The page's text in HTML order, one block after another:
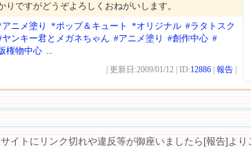
りですがどうぞよろしくおねがいします。
ニメ塗り
*ポップ＆キュート *オリジナル #ラタトスク
ヤンキー君とメガネちゃん #アニメ塗り #創作中心 #
権物中心 ...
| 更新日:2009/01/12 | ID:12886 報告
イトにリンク切れや違反等が御座いましたら[報告]より